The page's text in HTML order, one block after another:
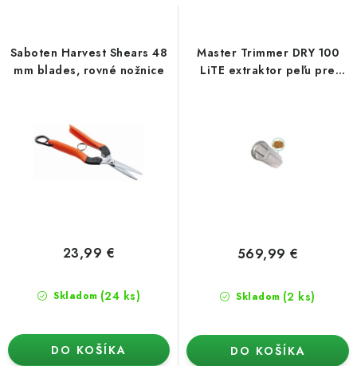
r
o
e
p
Saboten Harvest Shears 48
mm blades, rovné nožnice
Skladom (24 ks)
23,99 €
DO KOŠÍKA
Master Trimmer DRY 100
LiTE extraktor peľu pre
Skladom (2 ks)
569,99 €
DO KOŠÍKA